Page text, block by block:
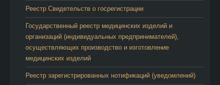
Реестр Свидетельств о госрегистрации
Государственный реестр медицинских изделий и
организаций (индивидуальных предпринимателей),
осуществляющих производство и изготовление
медицинских изделий
Реестр зарегистрированных нотификаций (уведомлений)